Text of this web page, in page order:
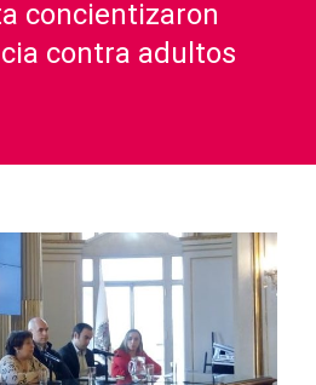
concientizaron
contra adultos